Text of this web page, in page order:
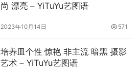
尚 漂亮 – YiTuYu艺图语
2023年10月14日 571
培养皿个性 惊艳 非主流 暗黑 摄影
艺术 – YiTuYu艺图语